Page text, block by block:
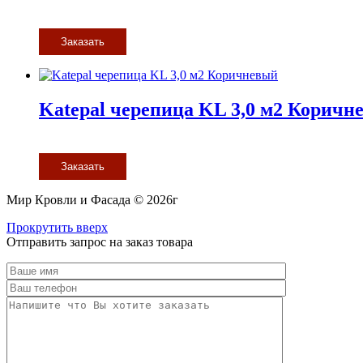
Заказать
Katepal черепица KL 3,0 м2
Заказать
Мир Кровли и Фасада © 2026г
Прокрутить вверх
Отправить запрос на заказ товара